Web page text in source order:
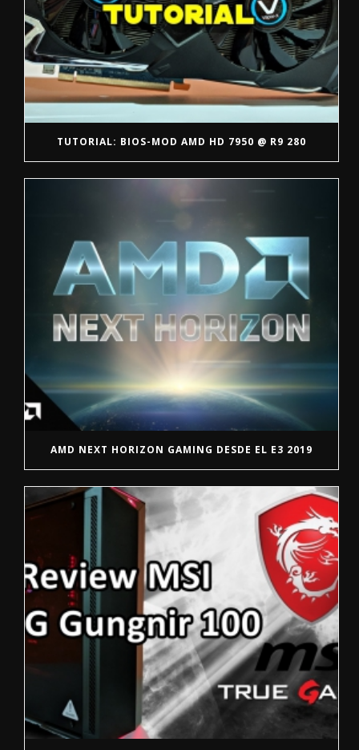
TUTORIAL: BIOS-MOD AMD HD 7950 @ R9 280
AMD NEXT HORIZON GAMING DESDE EL E3 2019